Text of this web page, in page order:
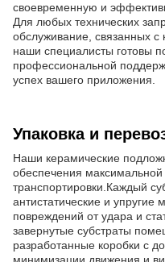
своевременную и
Для любых технических
обслуживание, связанных с
наши специалисты готовы
профессиональной
успех вашего приложения.
Упаковка и
Наши керамические
обеспечения
транспортировки.Каждый
антистатические и
повреждений от удара и
завернутые субстраты
разработанные коробки с